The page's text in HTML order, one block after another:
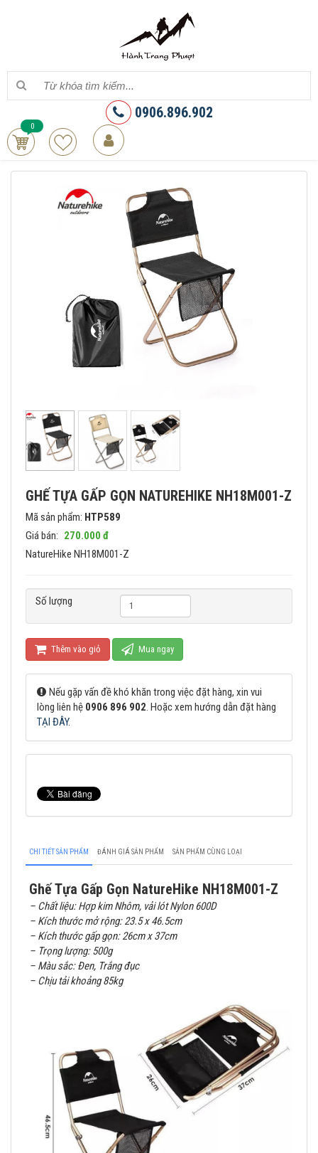
0906.896.902
0
GHẾ TỰA GẤP GỌN NATUREHIKE NH18M001-Z
Mã sản phẩm: HTP589
Giá bán: 270.000 đ
NatureHike NH18M001-Z
Số lượng
Thêm vào giỏ Mua ngay
Nếu gặp vấn đề khó khăn trong việc đặt hàng, xin vui
lòng liên hệ 0906 896 902. Hoặc xem hướng dẫn đặt hàng
TẠI ĐÂY.
CHI TIẾT SẢN PHẨM ĐÁNH GIÁ SẢN PHẨM SẢN PHẨM CÙNG LOẠI
Ghế Tựa Gấp Gọn NatureHike NH18M001-Z
– Chất liệu: Hợp kim Nhôm, vải lót Nylon 600D
– Kích thước mở rộng: 23.5 x 46.5cm
– Kích thước gấp gọn: 26cm x 37cm
– Trọng lượng: 500g
– Màu sắc: Đen, Trắng đục
– Chịu tải khoảng 85kg